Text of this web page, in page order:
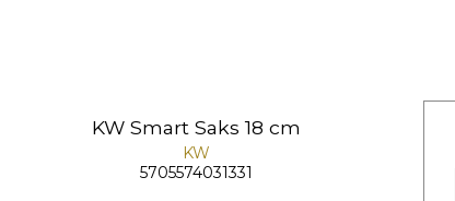
KW Smart Saks 18 cm
KW
5705574031331